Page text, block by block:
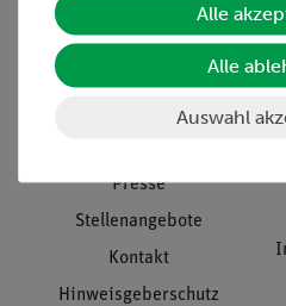
Informationen
Unternehmen
Presse
Stellenangebote
Kontakt
Hinweisgeberschutz
Alle
Alle
Auswahl